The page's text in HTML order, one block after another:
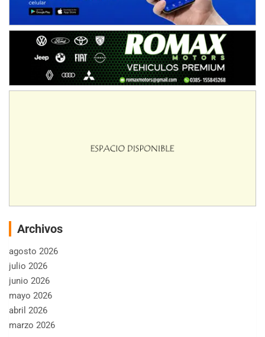
Archivos
agosto 2026
julio 2026
junio 2026
mayo 2026
abril 2026
marzo 2026